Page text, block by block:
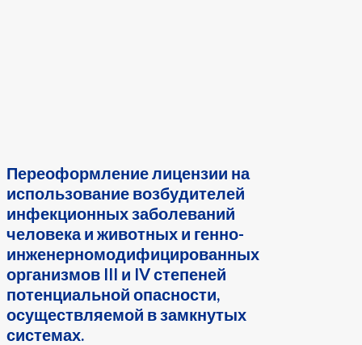
Переоформление лицензии на
использование возбудителей
инфекционных заболеваний
человека и животных и генно-
инженерномодифицированных
организмов III и IV степеней
потенциальной опасности,
осуществляемой в замкнутых
системах.